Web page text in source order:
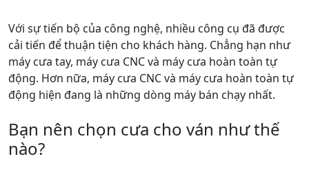
Với sự tiến bộ của công nghệ, nhiều công cụ đã được
cải tiến để thuận tiện cho khách hàng. Chẳng hạn như
máy cưa tay, máy cưa CNC và máy cưa hoàn toàn tự
động. Hơn nữa, máy cưa CNC và máy cưa hoàn toàn tự
động hiện đang là những dòng máy bán chạy nhất.
Bạn nên chọn cưa cho ván như thế
nào?